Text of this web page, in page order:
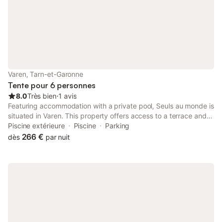
Varen, Tarn-et-Garonne
Tente pour 6 personnes
8.0Très bien⋅1 avis
Featuring accommodation with a private pool, Seuls au monde is
situated in Varen. This property offers access to a terrace and
free private parking. The property is non-smoking and is
located 45 km from Toulouse-Lautrec Museum.
Piscine extérieure Piscine
Parking
dès 266 € par nuit